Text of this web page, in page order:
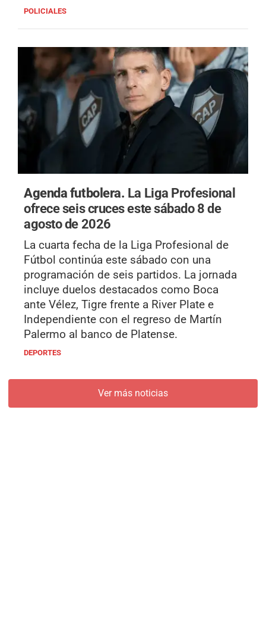
POLICIALES
Agenda futbolera. La Liga Profesional
ofrece seis cruces este sábado 8 de
agosto de 2026
La cuarta fecha de la Liga Profesional de
Fútbol continúa este sábado con una
programación de seis partidos. La jornada
incluye duelos destacados como Boca
ante Vélez, Tigre frente a River Plate e
Independiente con el regreso de Martín
Palermo al banco de Platense.
DEPORTES
Ver más noticias